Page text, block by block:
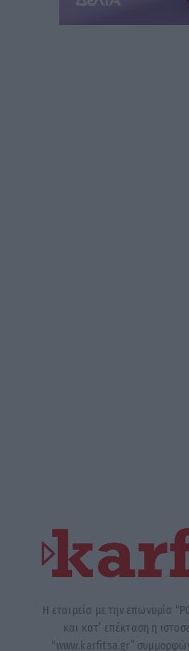
Η εταιρεία με την επωνυμία
και κατ’ επέκταση η
“www.karfitsa.gr”